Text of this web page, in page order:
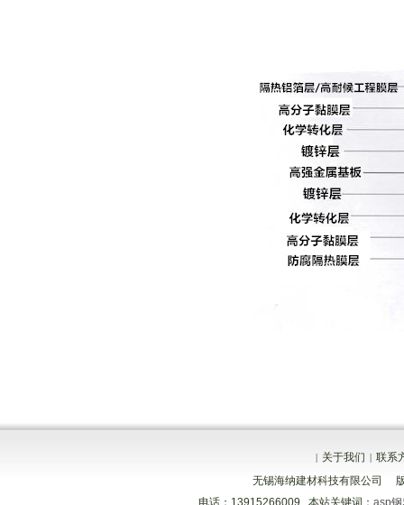
| 关于我们 | 联系
无锡海纳建材科技有限公司
电话：13915266009 本站关键词： asp